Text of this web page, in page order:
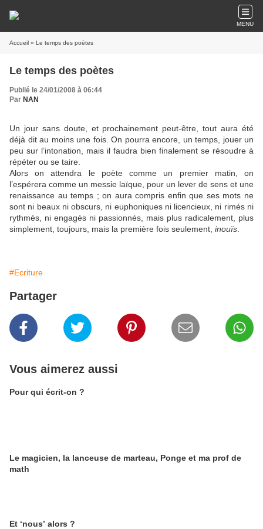
MENU
Accueil » Le temps des poètes
Le temps des poètes
Publié le 24/01/2008 à 06:44
Par NAN
Un jour sans doute, et prochainement peut-être, tout aura été
déjà dit au moins une fois. On pourra encore, un temps, jouer un
peu sur l’intonation, mais il faudra bien finalement se résoudre à
répéter ou se taire.
Alors on attendra le poète comme un premier matin, on
l’espérera comme un messie laïque, pour un lever de sens et une
renaissance au temps ; on aura compris enfin que ses mots ne
sont ni beaux ni obscurs, ni euphoniques ni licencieux, ni rimés ni
rythmés, ni engagés ni passionnés, mais plus radicalement, plus
simplement, toujours, mais la première fois seulement, inouïs
#Ecriture
Partager
Vous aimerez aussi
Pour qui écrit-on ?
Le magicien, la lanceuse de marteau, Ponge et ma prof de
math
Et ‘nous’ alors ?